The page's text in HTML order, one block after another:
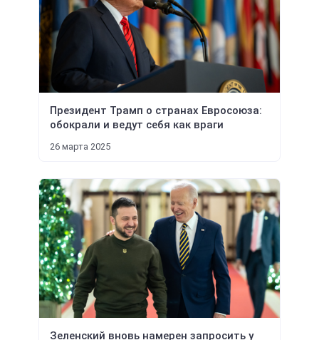
Президент Трамп о странах Евросоюза:
обокрали и ведут себя как враги
26 марта 2025
Зеленский вновь намерен запросить у